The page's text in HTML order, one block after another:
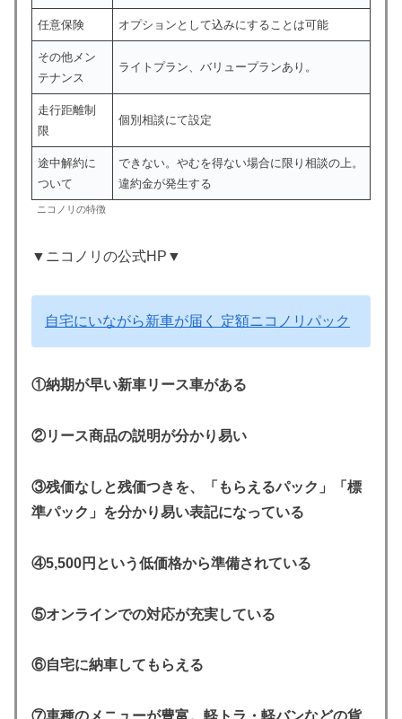
任意保険 オプションとして込みにすることは可能
その他メン
テナンス
ライトプラン、バリュープランあり。
走行距離制
限
個別相談にて設定
途中解約に
ついて
できない。やむを得ない場合に限り相談の上。
違約金が発生する
ニコノリの特徴
▼ニコノリの公式HP▼
自宅にいながら新車が届く 定額ニコノリパック
①納期が早い新車リース車がある
②リース商品の説明が分かり易い
③残価なしと残価つきを、「もらえるパック」「標
準パック」を分かり易い表記になっている
④5,500円という低価格から準備されている
⑤オンラインでの対応が充実している
⑥自宅に納車してもらえる